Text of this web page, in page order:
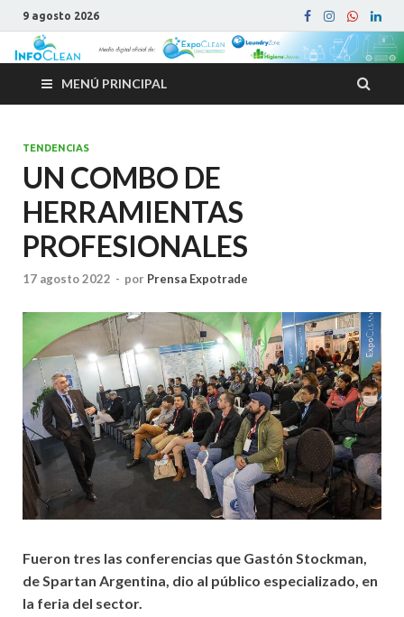
9 agosto 2026
MENÚ PRINCIPAL
TENDENCIAS
UN COMBO DE
HERRAMIENTAS
PROFESIONALES
17 agosto 2022 - por Prensa Expotrade
Fueron tres las conferencias que Gastón Stockman,
de Spartan Argentina, dio al público especializado, en
la feria del sector.